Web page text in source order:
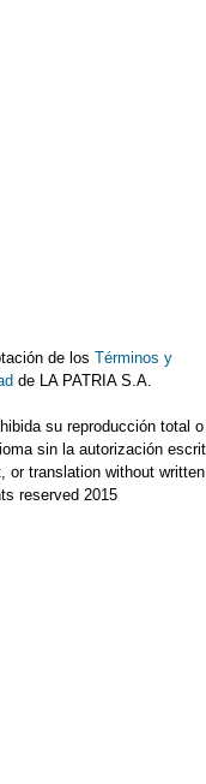
de losTérminos y
de LA PATRIA S.A.
su reproducción total o
sin la autorización
or translation without written
reserved 2015